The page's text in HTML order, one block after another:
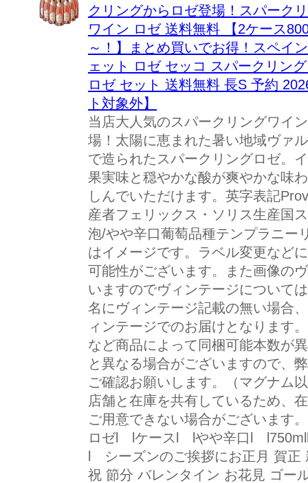
クリングからロゼ登場！スパーク
ワイン ロゼ 送料無料 【2ケース
～！】まとめ買いでお得！スペイ
ェット ロゼ セッコ スパークリン
ロゼ セット 送料無料 長S 予約
ト対象外】
当店大人気のスパークリングワイ
場！太陽に恵まれた暑い地域ヴァ
で造られたスパークリングロゼ。
果実味と穏やかな酸が爽やかな味
しんでいただけます。英字表記
産者フェリックス・ソリス生産国
泡/やや辛口葡萄品種テンプラニー
はイメージです。ラベル変更など
可能性がございます。また画像の
いますのでヴィンテージについて
名にヴィンテージ記載の無い場合
ィンテージでのお届けとなります
など商品によって同梱可能本数が
と異なる場合がございますので、
ご確認お願いします。（マグナム
店舗と在庫を共有しているため、
ご用意できない場合がございます
ロゼl lケースl lやや辛口l
l シーズンのご挨拶にお正月 賀
祝 節分 バレンタイン お花見 ゴー